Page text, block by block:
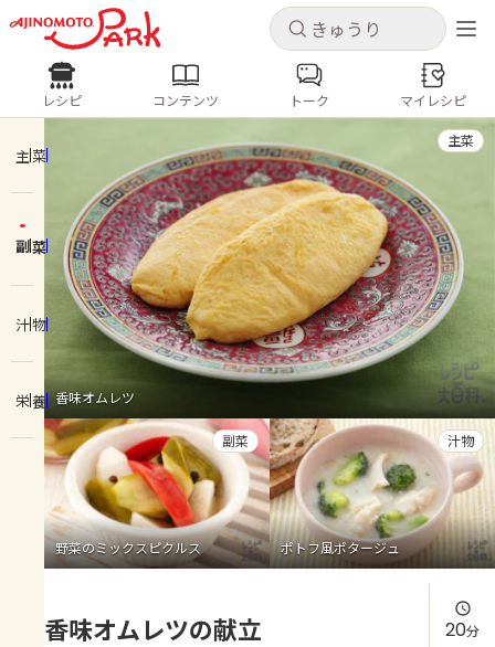
キャンセル
ログインするとレシピを保存できます
ログイン 新規登録
ホーム
コンテンツ
トーク
よくあるお問い合わせ
お買い物
AJINOMOTO PARK とは
キャンセル
レシピ コンテンツ
人気の食材・レシピ
きゅうり なす トマト
とうもろこし
ピーマン
みょうが ゴーヤ
レシピ コンテンツ トーク マイレシピ
主菜
副菜
汁物
栄養 香味オムレツ
主菜
野菜のミックスピクルス
副菜
ポトフ風ポタージュ
汁物
香味オムレツの献立 20分